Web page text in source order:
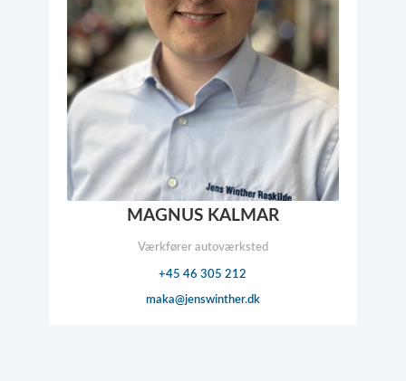
MAGNUS KALMAR
Værkfører autoværksted
+45 46 305 212
maka@​jenswinther.dk